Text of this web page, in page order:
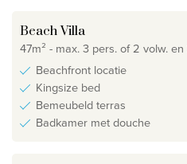
Beach Villa
47m² - max. 3 pers. of 2 volw.
Beachfront locatie
Kingsize bed
Bemeubeld terras
Badkamer met douche